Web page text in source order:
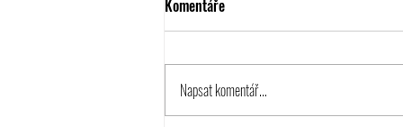
Komentáře
Napsat komentář...